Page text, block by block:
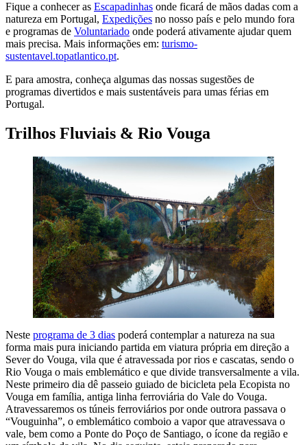
Fique a conhecer as Escapadinhas onde ficará de mãos dadas com a
natureza em Portugal, Expedições no nosso país e pelo mundo fora
e programas de Voluntariado onde poderá ativamente ajudar quem
mais precisa. Mais informações em: turismo-
sustentavel.topatlantico.pt.
E para amostra, conheça algumas das nossas sugestões de
programas divertidos e mais sustentáveis para umas férias em
Portugal.
Trilhos Fluviais & Rio Vouga
Neste programa de 3 dias poderá contemplar a natureza na sua
forma mais pura iniciando partida em viatura própria em direção a
Sever do Vouga, vila que é atravessada por rios e cascatas, sendo o
Rio Vouga o mais emblemático e que divide transversalmente a vila.
Neste primeiro dia dê passeio guiado de bicicleta pela Ecopista no
Vouga em família, antiga linha ferroviária do Vale do Vouga.
Atravessaremos os túneis ferroviários por onde outrora passava o
“Vouguinha”, o emblemático comboio a vapor que atravessava o
vale, bem como a Ponte do Poço de Santiago, o ícone da região e